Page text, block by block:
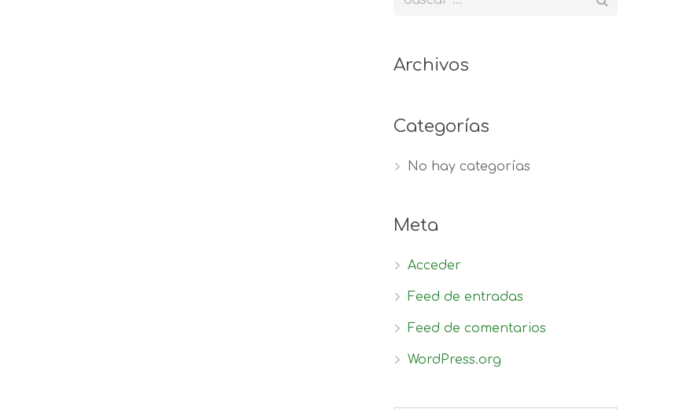
Archivos
Categorías
No hay categorías
Meta
Acceder
Feed de entradas
Feed de comentarios
WordPress.org